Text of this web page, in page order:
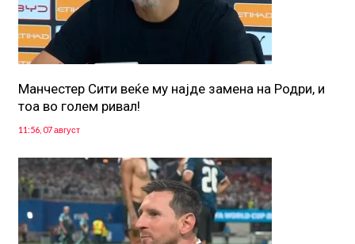
Манчестер Сити веќе му најде замена на Родри, и
тоа во голем ривал!
11:56, 07 август